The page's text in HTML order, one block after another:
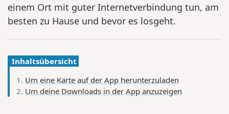
einem Ort mit guter Internetverbindung tun, am
besten zu Hause und bevor es losgeht.
Inhaltsübersicht
Um eine Karte auf der App herunterzuladen
Um deine Downloads in der App anzuzeigen